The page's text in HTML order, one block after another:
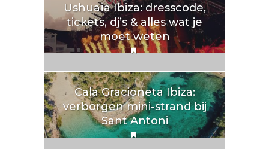
Ushuaïa Ibiza: dresscode,
tickets, dj’s & alles wat je
moet weten
Cala Gracioneta Ibiza:
verborgen mini-strand bij
Sant Antoni